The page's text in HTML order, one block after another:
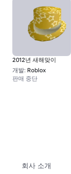
2012년 새해맞이
개발: Roblox
판매 중단
회사 소개